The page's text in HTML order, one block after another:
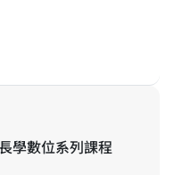
學數位系列課程